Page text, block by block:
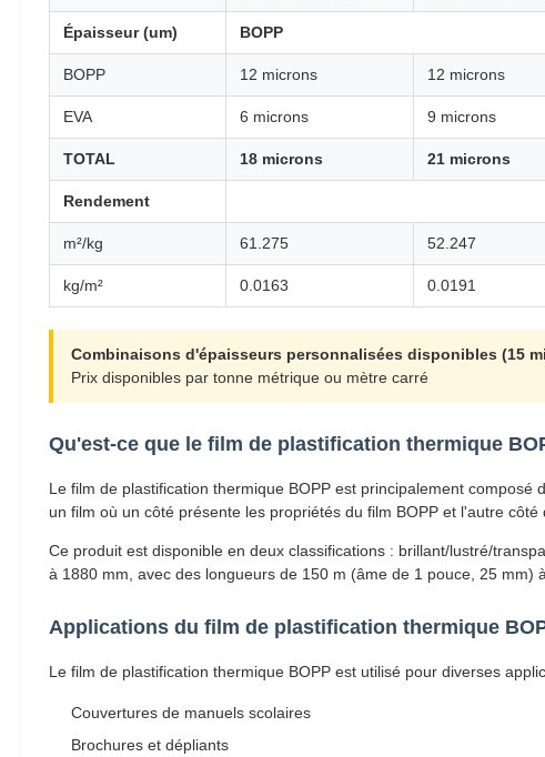
Épaisseur (um) BOPP
BOPP 12 microns 12 microns
EVA 6 microns 9 microns
TOTAL 18 microns 21 microns
Rendement
m²/kg 61.275 52.247
kg/m² 0.0163 0.0191
Combinaisons d'épaisseurs personnalisées disponibles (15
Prix disponibles par tonne métrique ou mètre carré
Qu'est-ce que le film de plastification thermique
Le film de plastification thermique BOPP est principalement
un film où un côté présente les propriétés du film BOPP et l'autre
Ce produit est disponible en deux classifications : brillant/lustré/
à 1880 mm, avec des longueurs de 150 m (âme de 1 pouce, 25 mm)
Applications du film de plastification thermique
Le film de plastification thermique BOPP est utilisé pour diverses
Couvertures de manuels scolaires
Brochures et dépliants